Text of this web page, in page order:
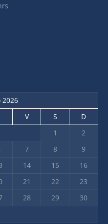
2026
V S
D
1
2
7 8
9
14 15
16
21 22
23
28 29
30